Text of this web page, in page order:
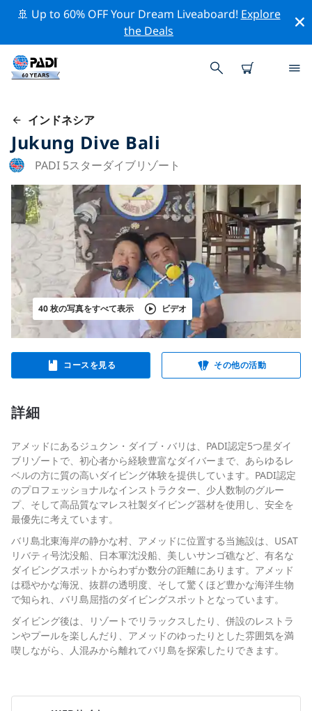
🚢 Up to 60% OFF Your Dream Liveaboard! Explore
the Deals
インドネシア
Jukung Dive Bali
PADI 5スターダイブリゾート
40 枚の写真をすべて表示 ビデオ
コースを見る その他の活動
詳細
アメッドにあるジュクン・ダイブ・バリは、PADI認定5つ星ダイ
ブリゾートで、初心者から経験豊富なダイバーまで、あらゆるレ
ベルの方に質の高いダイビング体験を提供しています。PADI認定
のプロフェッショナルなインストラクター、少人数制のグルー
プ、そして高品質なマレス社製ダイビング器材を使用し、安全を
最優先に考えています。
バリ島北東海岸の静かな村、アメッドに位置する当施設は、USAT
リバティ号沈没船、日本軍沈没船、美しいサンゴ礁など、有名な
ダイビングスポットからわずか数分の距離にあります。アメッド
は穏やかな海況、抜群の透明度、そして驚くほど豊かな海洋生物
で知られ、バリ島屈指のダイビングスポットとなっています。
ダイビング後は、リゾートでリラックスしたり、併設のレストラ
ンやプールを楽しんだり、アメッドのゆったりとした雰囲気を満
喫しながら、人混みから離れてバリ島を探索したりできます。